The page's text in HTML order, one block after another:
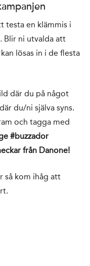
testa en klämmis i
Blir ni utvalda att
lösas in i de flesta
där du på något
du/ni själva syns.
och tagga med
#buzzador
från Danone!
så kom ihåg att